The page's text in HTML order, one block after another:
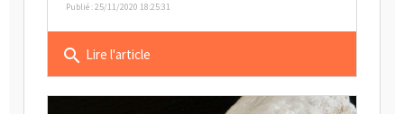
Publié : 25/11/2020 18:25:31
search Lire l'article